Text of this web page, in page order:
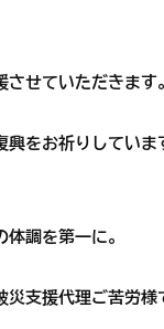
させていただきます。
興をお祈りしてい
調を第一に。
災支援代理ご苦労様